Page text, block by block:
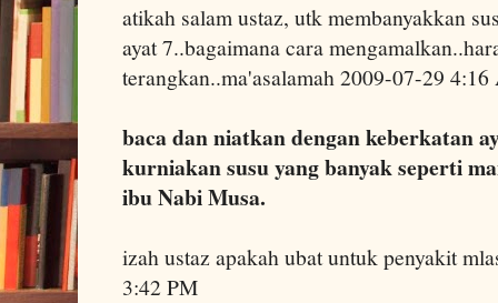
atikah salam ustaz, utk membanyakkan
ayat 7..bagaimana cara
terangkan..ma'asalamah 2009-07-29
baca dan niatkan dengan keberkatan
kurniakan susu yang banyak seperti
ibu Nabi Musa.
izah ustaz apakah ubat untuk penyakit
3:42 PM